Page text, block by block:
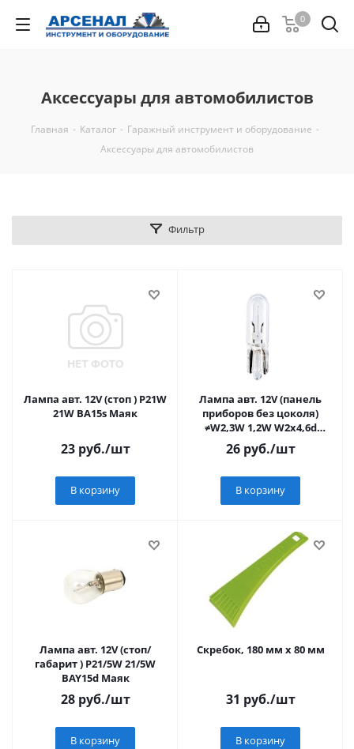
0
Аксессуары для автомобилистов
Главная - Каталог - Гаражный инструмент и оборудование -
Аксессуары для автомобилистов
Фильтр
Лампа авт. 12V (стоп ) P21W
21W BA15s Маяк
23руб./шт
В корзину
Лампа авт. 12V (панель
приборов без цоколя)
≠W2,3W 1,2W W2x4,6d
Narva
26руб./шт
В корзину
Лампа авт. 12V (стоп/
габарит ) P21/5W 21/5W
BAY15d Маяк
28руб./шт
В корзину
Скребок, 180 мм х 80 мм
31 руб./шт
В корзину